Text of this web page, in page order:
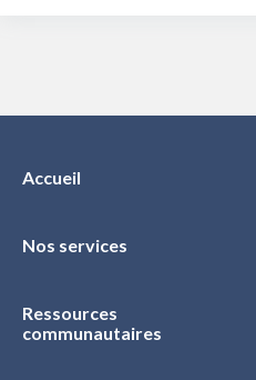
Accueil
Nos services
Ressources
communautaires